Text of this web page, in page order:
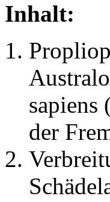
Inhalt:
sapiens
der